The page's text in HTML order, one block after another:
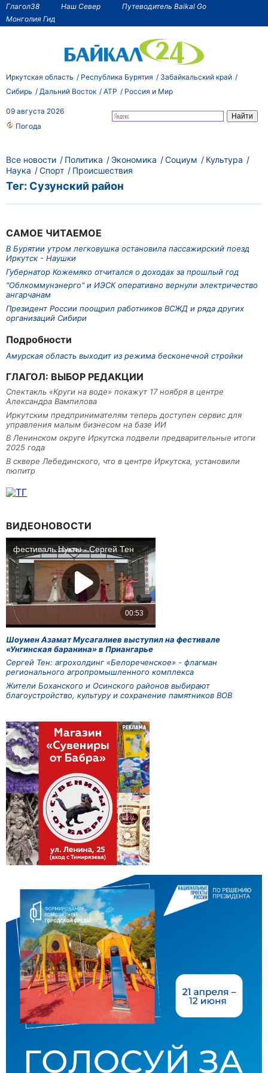
Глагол38 Наш Север
Путеводитель Baikal Go
Монголия Гид
Иркутская область Республика Бурятия
Забайкальский край
Сибирь
Дальний Восток АТР Россия и Мир
09 августа 2026
Погода
САМОЕ ЧИТАЕМОЕ
В Бурятии утром легковушка остановила пассажирский поезд
Иркутск - Наушки
Губернатор Кожемяко отчитался о доходах за прошлый год
"Облкоммунэнерго" и ИЭСК оперативно вернули электричество
ангарчанам
Президент России поощрил работников ВСЖД и ряда других
организаций Сибири
Подробности
Амурская область выходит из режима бесконечной стройки
ГЛАГОЛ: ВЫБОР РЕДАКЦИИ
Спектакль «Круги на воде» покажут 17 ноября в центре
Александра Вампилова
Иркутским предпринимателям теперь доступен сервис для
управления малым бизнесом на базе ИИ
В Ленинском округе Иркутска подвели предварительные итоги
2025 года
В сквере Лебединского, что в центре Иркутска, установили
пюпитр
Все новости Политика Экономика Социум
Культура
Наука
Спорт Происшествия
Тег: Сузунский район
ВИДЕОНОВОСТИ
Шоумен Азамат Мусагалиев выступил на фестивале
«Унгинская баранина» в Приангарье
Сергей Тен: агрохолдинг «Белореченское» - флагман
регионального агропромышленного комплекса
Жители Боханского и Осинского районов выбирают
благоустройство, культуру и сохранение памятников ВОВ